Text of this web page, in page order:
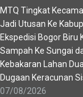
MTQ Tingkat
Jadi Utusan Ke
Ekspedisi Bogor Biru
Sampah Ke Sungai
Kebakaran Lahan
Dugaan Keracunan
07/08/2026